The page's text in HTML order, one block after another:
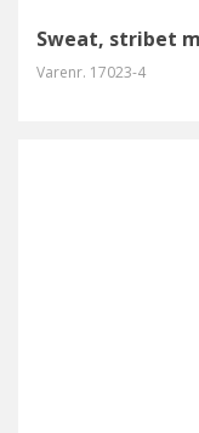
Sweat, stribet
Varenr. 17023-4